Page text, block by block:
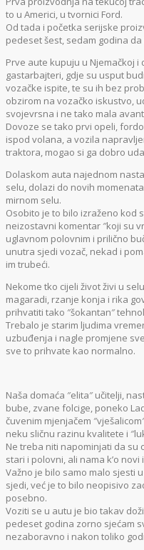
to u Americi, u tvornici Ford.
Od tada i početka serijske
pedeset šest, sedam godina
Prve aute kupuju u Njemačkoj
gastarbajteri, gdje su usput
vozačke ispite, te su ih bez
obzirom na vozačko iskustvo,
svojevrsna i ne tako mala
Dovoze se tako prvi opeli,
ispod volana, a vozila
traktora, mogao si ga dobro
Dolaskom auta najednom
selu, dolazi do novih
mirnom selu.
Osobito je to bilo izraženo kod
neizostavni komentar ″koji su
uglavnom polovnim i prilično
unutra sjedi vozač, nekad i
im trubeći.
Nekome tko cijeli život živi u
magaradi, rzanje konja i rika
prihvatiti tako ″šokantan″
Trebalo je starim ljudima
uzbuđenja i nagle promjene
sve to prihvate kao normalno.
Naša domaća ″elita″ učitelji,
bube, zvane folcige, poneko
čuvenim mjenjačem
neku sličnu razinu kvalitete i
Ne treba niti napominjati da su
stari i polovni, ali nama k’o
Važno je bilo samo malo sjesti
sjedi, već je to bilo neopisivo
posebno.
Voziti se u autu je bio takav
pedeset godina zorno sjećam
nezaboravno i nakon toliko